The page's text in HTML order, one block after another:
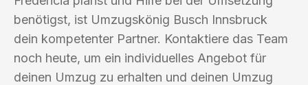
benötigst, ist Umzugskönig Busch Innsbruck
dein kompetenter Partner. Kontaktiere das Team
noch heute, um ein individuelles Angebot für
deinen Umzug zu erhalten und deinen Umzug